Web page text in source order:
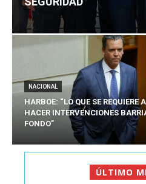
NACIONAL
HARBOE: “LO QUE SE REQUIERE
HACER INTERVENCIONES
FONDO”
ÚLTIMO